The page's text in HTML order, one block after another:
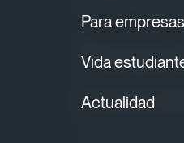
Para empresas
Vida
Actualidad